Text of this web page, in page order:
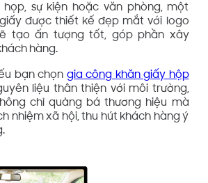
họp, sự kiện hoặc văn phòng, một
được thiết kế đẹp mắt với logo
tạo ấn tượng tốt, góp phần xây
hàng.
bạn chọn gia công khăn giấy hộp
liệu thân thiện với môi trường,
chỉ quảng bá thương hiệu mà
nhiệm xã hội, thu hút khách hàng ý